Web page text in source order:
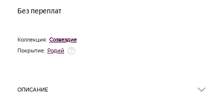
Коллекция: Созвездие
Покрытие: Родий
ОПИСАНИЕ